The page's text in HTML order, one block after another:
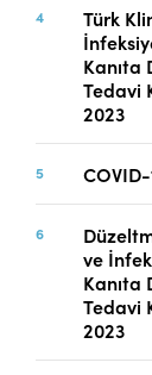
Dizinler
Telif
İletişim
Türk
Kanıta
Tedavi
2023
ve
Kanıta
Tedavi
2023